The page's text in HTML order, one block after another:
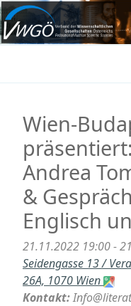
Zum
Inhalt
springenVWGÖ
Federation of Austrian
Wien-
Andrea
&
Englisch
21.11.2022 19:00 -
Seidengasse 13 /
26A, 1070 Wien
Kontakt: